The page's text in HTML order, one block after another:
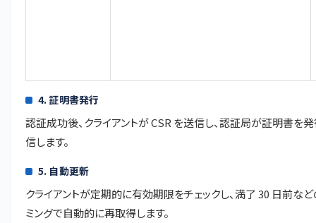
4. 証明書発行
認証成功後、クライアントが CSR を送信し、認証局が証明書を発
信します。
5. 自動更新
クライアントが定期的に有効期限をチェックし、満了 30 日前など
ミングで自動的に再取得します。